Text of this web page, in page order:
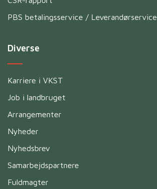
PBS betalingsservice / Leverandørservice
Diverse
Karriere i VKST
Job i landbruget
Arrangementer
Nyheder
Nyhedsbrev
Samarbejdspartnere
Fuldmagter